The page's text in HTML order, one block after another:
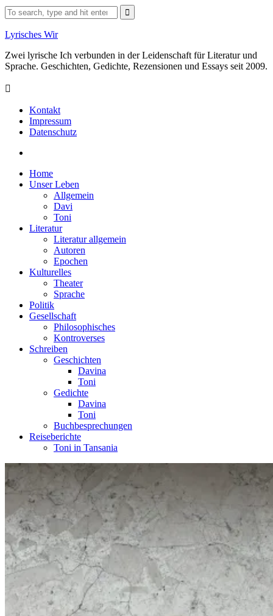
Skip
to
content
Search
for:
Lyrisches Wir
Zwei lyrische Ich verbunden in der Leidenschaft für Literatur und
Sprache. Geschichten, Gedichte, Rezensionen und Essays seit 2009.
Kontakt
Impressum
Datenschutz
Home
Unser Leben
Allgemein
Davi
Toni
Literatur
Literatur allgemein
Autoren
Epochen
Kulturelles
Theater
Sprache
Politik
Gesellschaft
Philosophisches
Kontroverses
Schreiben
Geschichten
Davina
Toni
Gedichte
Davina
Toni
Buchbesprechungen
Reiseberichte
Toni in Tansania